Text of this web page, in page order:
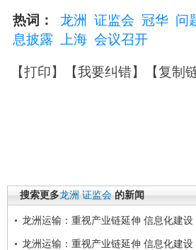
热词： 龙洲 证监会 冠华 问
息披露
上海 会议召开
【打印】【我要纠错】【复制
搜索更多龙洲 证监会 的新闻
龙洲运输：重视产业链延伸 信息化建设
龙洲运输：重视产业链延伸 信息化建设